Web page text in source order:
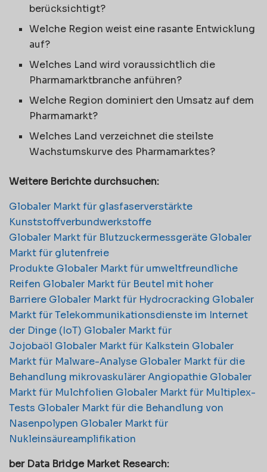
berücksichtigt?
Welche Region weist eine rasante Entwicklung
auf?
Welches Land wird voraussichtlich die
Pharmamarktbranche anführen?
Welche Region dominiert den Umsatz auf dem
Pharmamarkt?
Welches Land verzeichnet die steilste
Wachstumskurve des Pharmamarktes?
Weitere Berichte durchsuchen:
Globaler Markt für glasfaserverstärkte
Kunststoffverbundwerkstoffe
Globaler Markt für Blutzuckermessgeräte Globaler
Marktfür glutenfreie
Produkte Globaler Markt für umweltfreundliche
Reifen Globaler Markt für Beutel mit hoher
Barriere Globaler Markt für Hydrocracking Globaler
Markt für Telekommunikationsdienste im Internet
der Dinge (IoT) Globaler Markt für
Jojobaöl Globaler Markt für Kalkstein Globaler
Markt für Malware-Analyse Globaler Marktfür die
Behandlung mikrovaskulärer Angiopathie Globaler
Markt für Mulchfolien Globaler Markt für Multiplex-
Tests Globaler Marktfür die Behandlung von
Nasenpolypen Globaler Markt für
Nukleinsäureamplifikation
ber Data Bridge Market Research: